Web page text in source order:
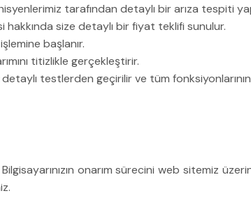
tarafından detaylı bir arıza tespiti
size detaylı bir fiyat teklifi sunulur.
başlanır.
titizlikle gerçekleştirir.
testlerden geçirilir ve tüm
onarım sürecini web sitemiz